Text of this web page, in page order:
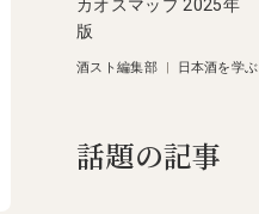
カオスマップ 2025年
版
酒スト編集部| 日本酒を学ぶ
話題の記事